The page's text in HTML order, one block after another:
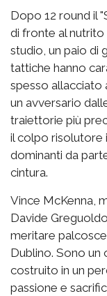
Dopo 12 round il
di fronte al nutrito
studio, un paio di
tattiche hanno
spesso allacciato
un avversario
traiettorie più
il colpo risolutore
dominanti da
cintura.
Vince McKenna,
Davide
meritare
Dublino. Sono
costruito in un
passione e